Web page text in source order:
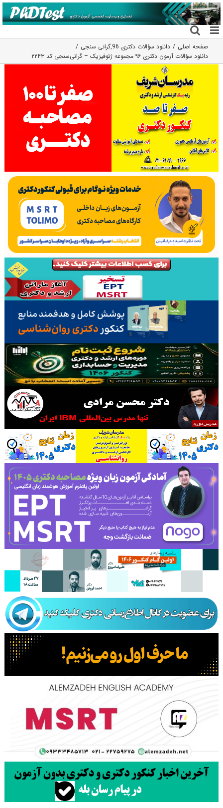
رفتن
به
محتوا
صفحه اصلی دانلود سؤالات دکتری 96 ,گرانی سنجی
دانلود سؤالات آزمون دکتری ۹۶ مجموعه ژئوفیزیک – گرانی‌سنجی کد ۲۲۴۳